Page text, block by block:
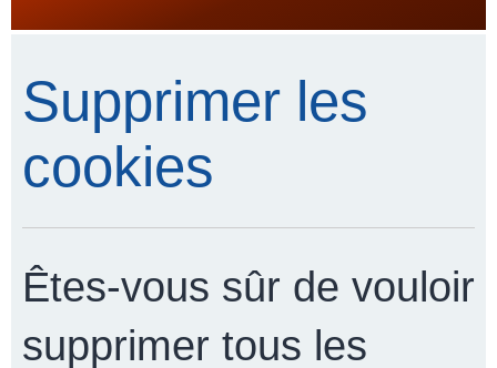
h
Supprimer les
cookies
Êtes-vous sûr de vouloir
supprimer tous les